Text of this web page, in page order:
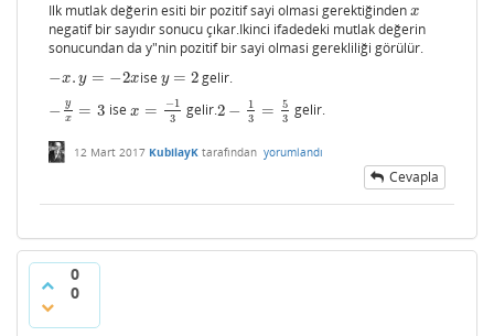
Ilk mutlak değerin esiti bir pozitif sayi olmasi gerektiğinden x
x
negatif bir sayıdır sonucu çıkar.Ikinci ifadedeki mutlak değerin
sonucundan da y"nin pozitif bir sayi olmasi gerekliliği görülür.
−x. y = −2x
−x.y=− 2x isey = 2
y=2
gelir.
− y
x
= 3
−yx= 3 ise x = −1
3
x= −1 3 gelir.2 −
1
3
=
5
3
2 −1 3= 53 gelir.
12 Mart 2017 KubilayK tarafından yorumlandı
Cevapla
0
0